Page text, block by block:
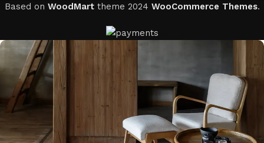
Based on WoodMarttheme 2024 WooCommerce Themes.